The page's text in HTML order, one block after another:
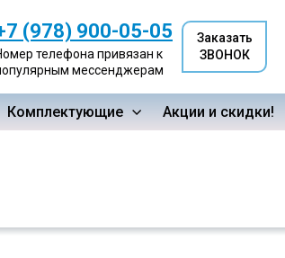
(978) 900-05-05
телефона привязан к
мессенджерам
Заказать
ЗВОНОК
Комплектующие Акции и скидки!